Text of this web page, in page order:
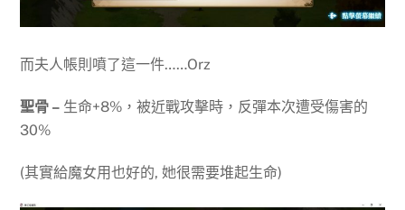
而夫人帳則噴了這一件……Orz
聖骨 – 生命+8%，被近戰攻擊時，反彈本次遭受傷害的
30%
(其實給魔女用也好的, 她很需要堆起生命)